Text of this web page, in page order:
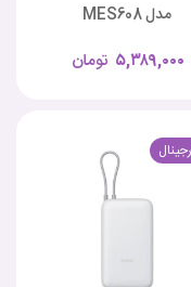
مدل MES608
تومان ۵,۳۸۹,۰۰۰